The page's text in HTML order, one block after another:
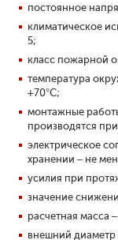
постоянное
климатическое
5;
класс пожарной
температура
+70°С;
монтажные
производятся
электрическое
хранении – не
усилия при
значение
расчетная масса
внешний диаметр